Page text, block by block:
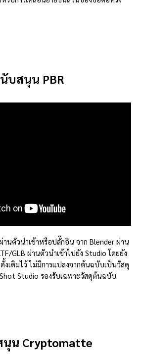
บสนุน PBR
านตัวนำเข้าหรือปลั๊กอิน จาก Blender ผ่าน
GLB ผ่านตัวนำเข้าไปยัง Studio โดยยัง
งเดิมไว้ ไม่มีการแปลงจากต้นฉบับเป็นวัสดุ
Studio รองรับเฉพาะวัสดุต้นฉบับ
น Cryptomatte